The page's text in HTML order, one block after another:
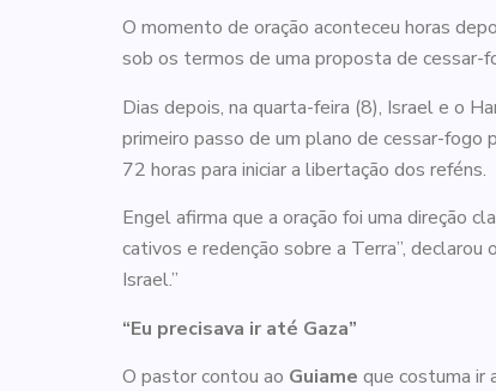
O momento de oração aconteceu horas
sob os termos de uma proposta de
Dias depois, na quarta-feira (8), Israel e o
primeiro passo de um plano de cessar-fogo
72 horas para iniciar a libertação dos reféns.
Engel afirma que a oração foi uma direção
cativos e redenção sobre a Terra”,
Israel.”
“Eu precisava ir até Gaza”
O pastor contou ao Guiame que costuma ir